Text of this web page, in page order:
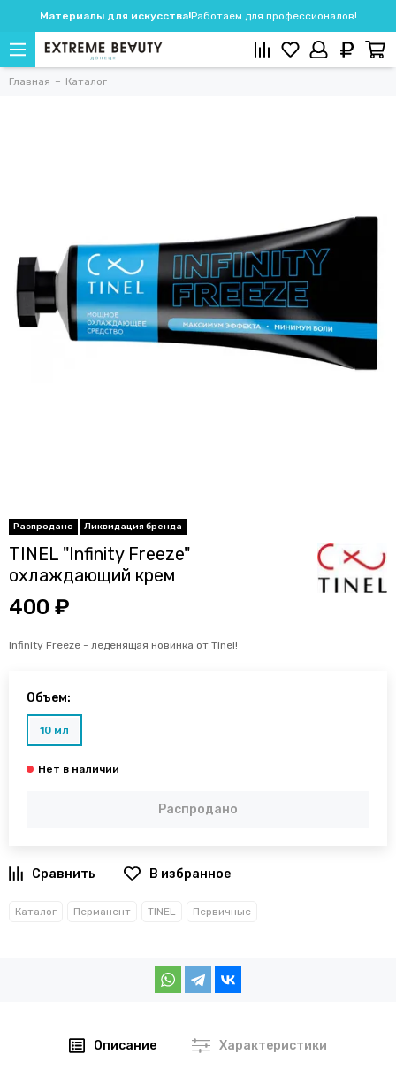
Материалы для искусства!Работаем для профессионалов!
Главная Каталог
TINEL "Infinity Freeze"
охлаждающий крем
400 ₽
Infinity Freeze - леденящая новинка от Tinel!
Объем:
10 мл
Распродано
В избранное
Каталог Перманент TINEL Первичные
Описание Характеристики